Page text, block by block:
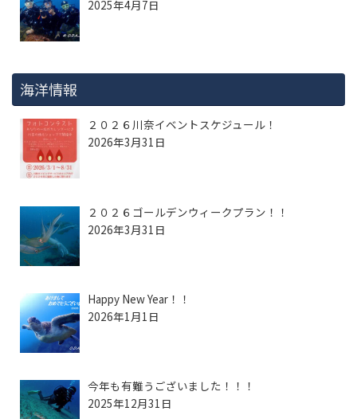
2025年4月7日
海洋情報
２０２６川奈イベントスケジュール！
2026年3月31日
２０２６ゴールデンウィークプラン！！
2026年3月31日
Happy New Year！！
2026年1月1日
今年も有難うございました！！！
2025年12月31日